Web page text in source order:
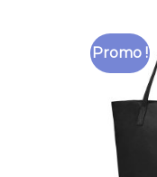
Promo !